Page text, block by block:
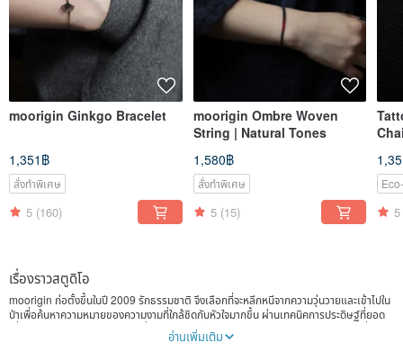
moorigin Ginkgo Bracelet
1,351฿
สั่งทำพิเศษ
5 (160)
moorigin Ombre Woven
String | Natural Tones
1,580฿
สั่งทำพิเศษ
5 (15) 5
เรื่องราวสตูดิโอ
moorigin ก่อตั้งขึ้นในปี 2009 รักธรรมชาติ จึงเลือกที่จะหลีกหนีจากความวุ่นวายและเข้าไปใน
ป่าเพื่อค้นหาความหมายของความงามที่ใกล้ชิดกับหัวใจมากขึ้น ผ่านเทคนิคการประดิษฐ์ที่ยอด
เยี่ยมและการผสมผสานเส้นสายที่เรียบง่ายและมั่นคง สร้างเป็นองค์ประกอบการสวมใส่ที่ไม่
โอ้อวดแต่สดชื่นและเป็นธรรมชาติบนคอของคุณ เชิญคุณมาร่วมเดินทางไปในป่าของเครื่อง
อ่านเพิ่มเติม